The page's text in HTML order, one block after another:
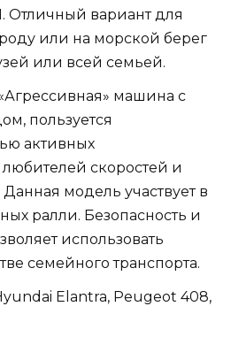
Отличный вариант для
или на морской берег
или всей семьей.
машина с
пользуется
активных
скоростей и
Данная модель участвует в
ралли. Безопасность и
использовать
семейного транспорта.
Elantra, Peugeot 408,